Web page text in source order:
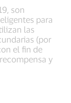
son
para
las
(por
el fin de
y